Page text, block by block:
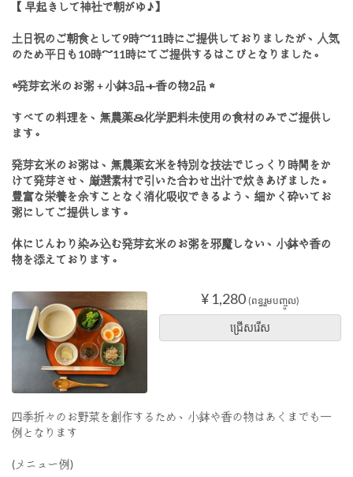
【 早起きして神社で朝がゆ♪】
土日祝のご朝食として9時～11時にご提供しておりましたが、人気
のため平日も10時～11時にてご提供するはこびとなりました。
☆発芽玄米のお粥 + 小鉢3品＋香の物2品 ☆
すべての料理を、無農薬＆化学肥料未使用の食材のみでご提供し
ます。
発芽玄米のお粥は、無農薬玄米を特別な技法でじっくり時間をか
けて発芽させ、厳選素材で引いた合わせ出汁で炊きあげました。
豊富な栄養を余すことなく消化吸収できるよう、細かく砕いてお
粥にしてご提供します。
体にじんわり染み込む発芽玄米のお粥を邪魔しない、小鉢や香の
物を添えております。
¥ 1,280 (ពន្ធរួមបញ្ចូល)
ជ្រើសរើស
四季折々のお野菜を創作するため、小鉢や香の物はあくまでも一
例となります
(メニュー例)